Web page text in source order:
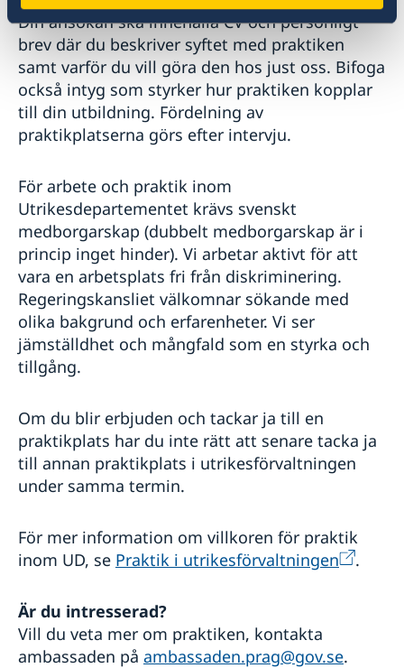
Din ansökan ska innehålla CV och personligt
brev där du beskriver syftet med praktiken
samt varför du vill göra den hos just oss. Bifoga
också intyg som styrker hur praktiken kopplar
till din utbildning. Fördelning av
praktikplatserna görs efter intervju.
För arbete och praktik inom
Utrikesdepartementet krävs svenskt
medborgarskap (dubbelt medborgarskap är i
princip inget hinder). Vi arbetar aktivt för att
vara en arbetsplats fri från diskriminering.
Regeringskansliet välkomnar sökande med
olika bakgrund och erfarenheter. Vi ser
jämställdhet och mångfald som en styrka och
tillgång.
Om du blir erbjuden och tackar ja till en
praktikplats har du inte rätt att senare tacka ja
till annan praktikplats i utrikesförvaltningen
under samma termin.
För mer information om villkoren för praktik
inom UD, se Praktik i utrikesförvaltningen .
Är du intresserad?
Vill du veta mer om praktiken, kontakta
ambassaden på ambassaden.prag@gov.se.